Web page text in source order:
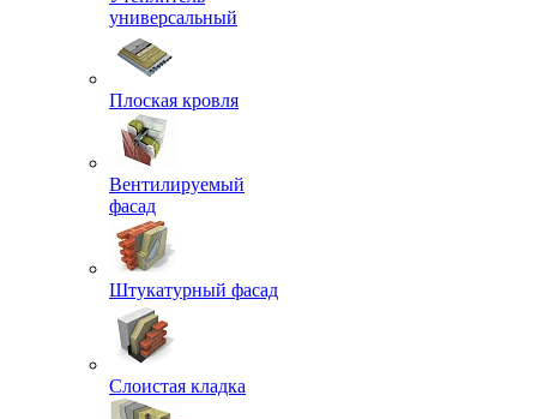
универсальный
Плоская кровля
Вентилируемый
фасад
Штукатурный фасад
Слоистая кладка